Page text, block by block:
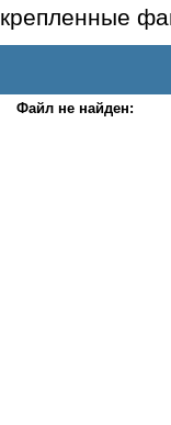
Файл не найден: